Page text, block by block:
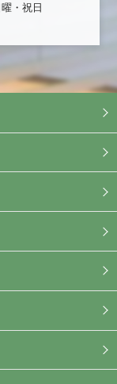
・祝日